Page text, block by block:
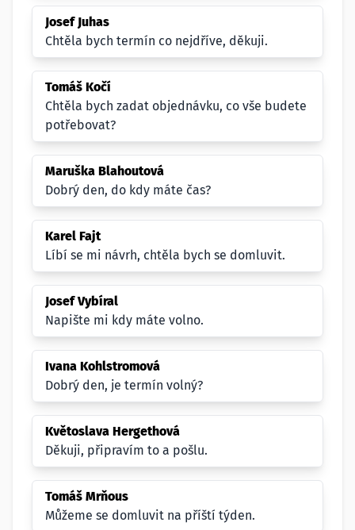
Josef Juhas
Chtěla bych termín co nejdříve, děkuji.
Tomáš Kočí
Chtěla bych zadat objednávku, co vše budete
potřebovat?
Maruška Blahoutová
Dobrý den, do kdy máte čas?
Karel Fajt
Líbí se mi návrh, chtěla bych se domluvit.
Josef Vybíral
Napište mi kdy máte volno.
Ivana Kohlstromová
Dobrý den, je termín volný?
Květoslava Hergethová
Děkuji, připravím to a pošlu.
Tomáš Mrňous
Můžeme se domluvit na příští týden.